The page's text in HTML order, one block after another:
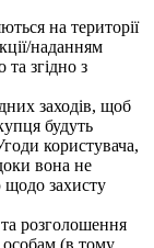
на території
наданням
згідно з
заходів, щоб
будуть
користувача,
вона не
щодо захисту
розголошення
(в тому